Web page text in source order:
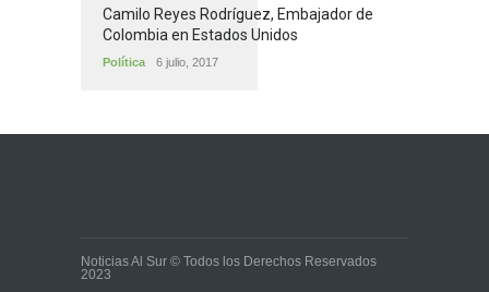
Camilo Reyes Rodríguez, Embajador de
Colombia en Estados Unidos
Política 6 julio, 2017
Noticias Al Sur © Todos los Derechos Reservados
2023